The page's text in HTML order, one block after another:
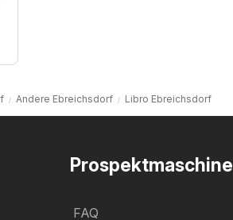
Andere Ebreichsdorf Libro Ebreichsdorf
Prospektmaschine
FAQ